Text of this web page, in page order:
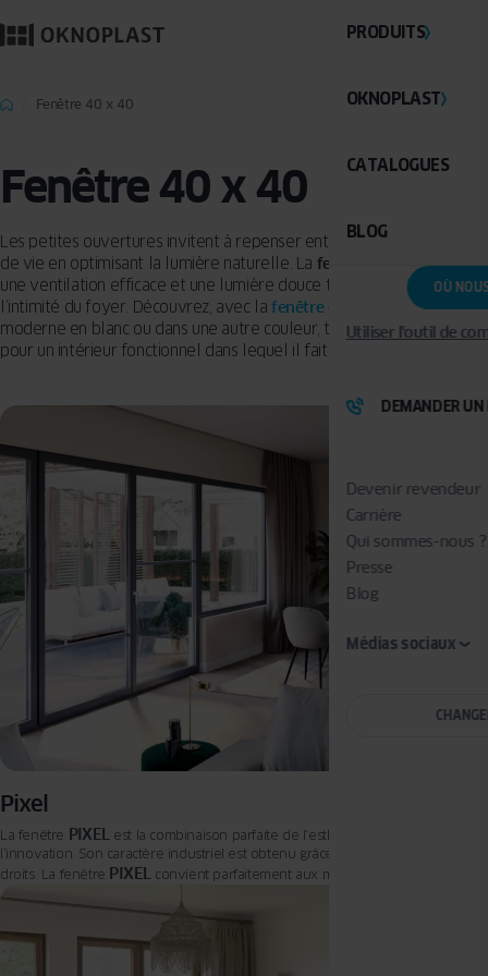
PRODUITS
OKNOPLAST
CATALOGUES
BLOG
OÙ
Utiliser l'outil de
DEMANDER UN
Devenir revendeur
Carrière
Qui sommes-nous ?
Presse
Blog
Médias sociaux
Fenêtre 40 x 40
Fenêtre 40 x 40
Les petites ouvertures invitent à repenser entièrement les espaces
de vie en optimisant la lumière naturelle. La fenêtre 40 x 40offre
une ventilation efficace et une lumière douce tout en conservant
l’intimité du foyer. Découvrez, avec lafenêtre en PVC
compacte et
moderne en blanc ou dans une autre couleur, tous les avantages
pour un intérieur fonctionnel dans lequel il fait bon vivre !
Pixel
La fenêtre PIXELest la combinaison parfaite de l’esthétique moderne et de
l’innovation. Son caractère industriel est obtenu grâce à l’utilisation de profilés
droits. La fenêtre PIXELconvient parfaitement aux maisons modernes ou aux
villas cubistes à toit plat. Elle convient également pour des projets de